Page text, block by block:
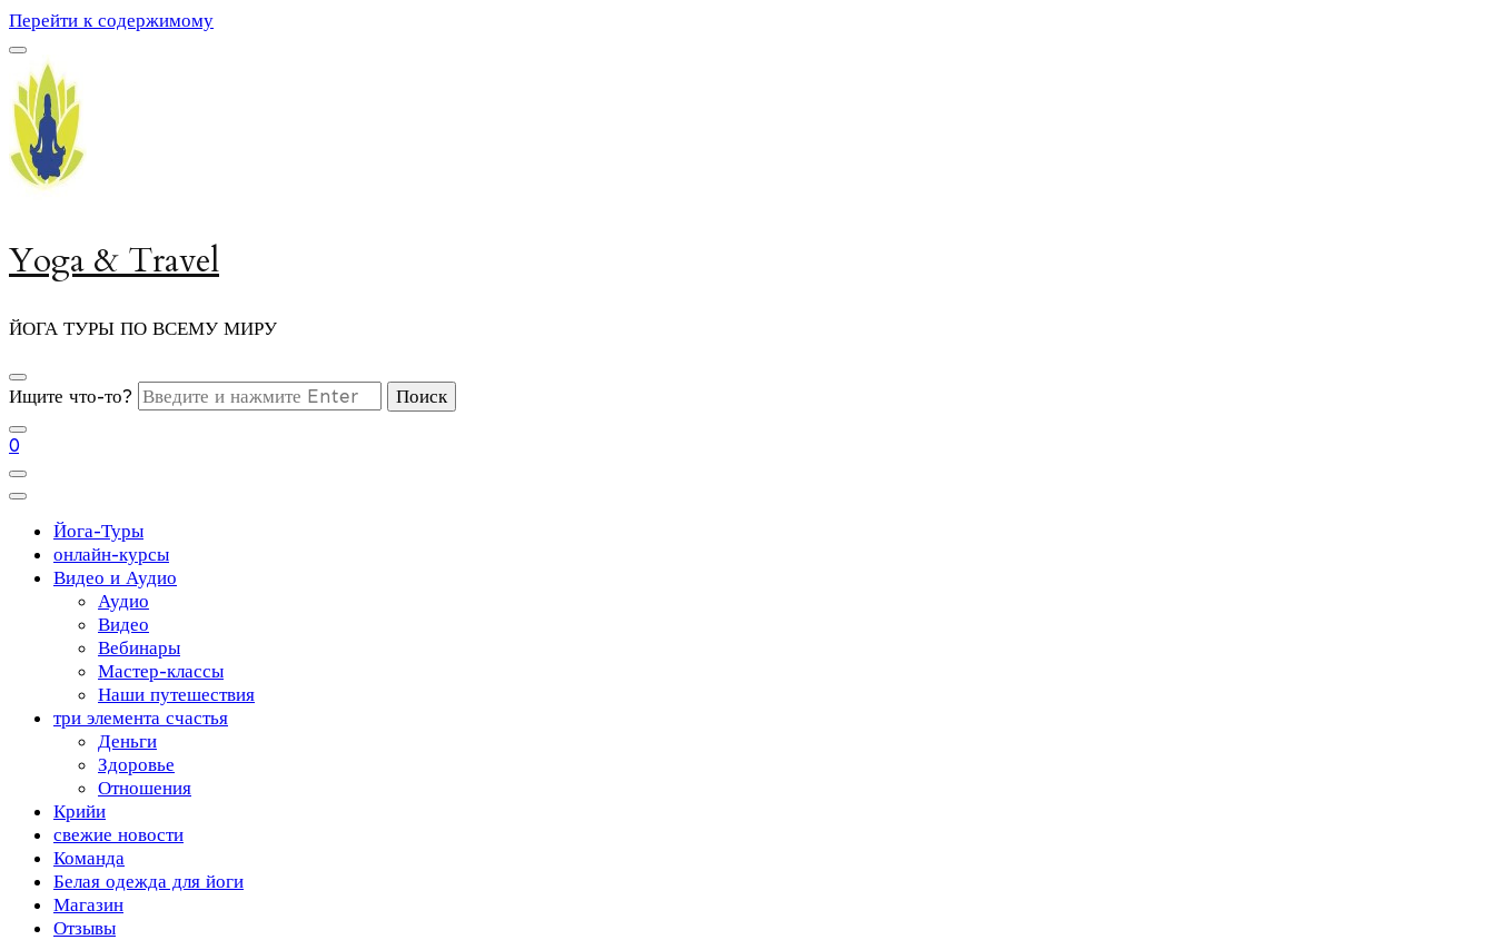
Перейти к содержимому
Yoga & Travel
ЙОГА ТУРЫ ПО ВСЕМУ МИРУ
Ищите что-то?
0
Йога-Туры
онлайн-курсы
Видео и Аудио
Аудио
Видео
Вебинары
Мастер-классы
Наши путешествия
три элемента счастья
Деньги
Здоровье
Отношения
Крийи
свежие новости
Команда
Белая одежда для йоги
Магазин
Отзывы